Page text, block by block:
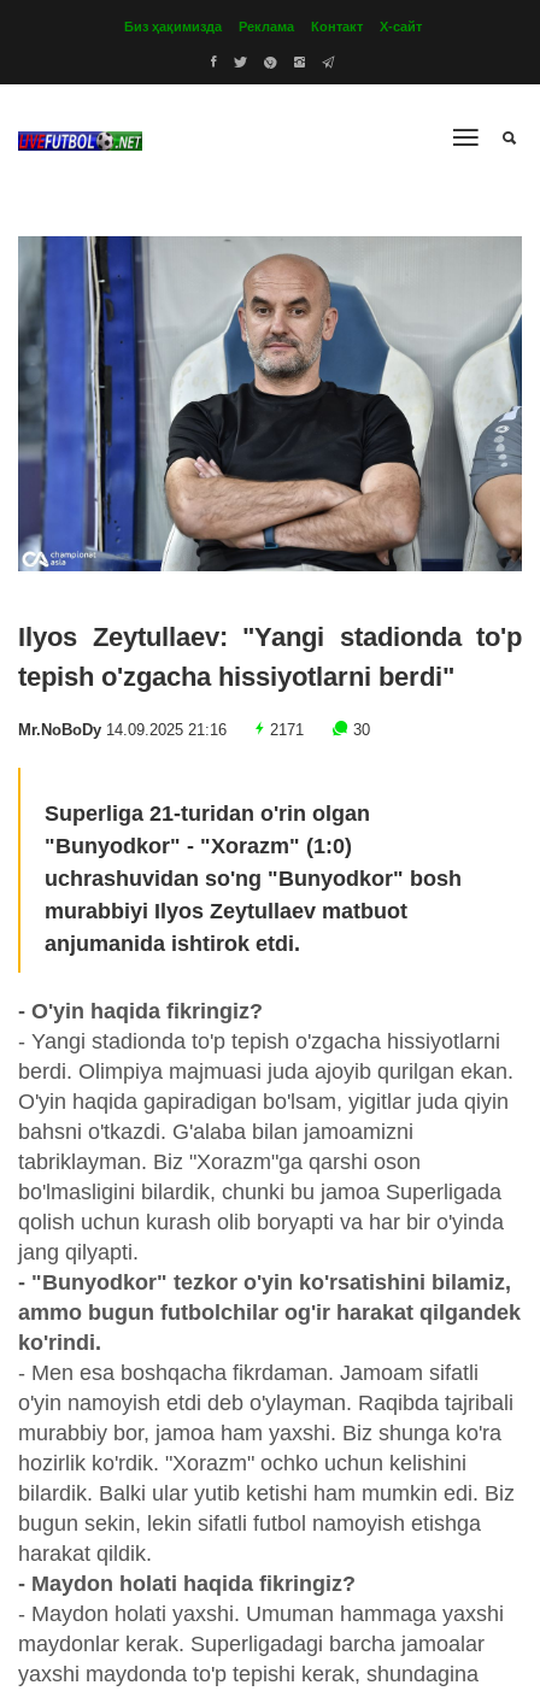
Биз ҳақимизда Реклама Контакт Х-сайт
Ilyos Zeytullaev: "Yangi stadionda to'p
tepish o'zgacha hissiyotlarni berdi"
Mr.NoBoDy 14.09.2025 21:16 2171 30
Superliga 21-turidan o'rin olgan
"Bunyodkor" - "Xorazm" (1:0)
uchrashuvidan so'ng "Bunyodkor" bosh
murabbiyi Ilyos Zeytullaev matbuot
anjumanida ishtirok etdi.
- O'yin haqida fikringiz?
- Yangi stadionda to'p tepish o'zgacha hissiyotlarni
berdi. Olimpiya majmuasi juda ajoyib qurilgan ekan.
O'yin haqida gapiradigan bo'lsam, yigitlar juda qiyin
bahsni o'tkazdi. G'alaba bilan jamoamizni
tabriklayman. Biz "Xorazm"ga qarshi oson
bo'lmasligini bilardik, chunki bu jamoa Superligada
qolish uchun kurash olib boryapti va har bir o'yinda
jang qilyapti.
- "Bunyodkor" tezkor o'yin ko'rsatishini bilamiz,
ammo bugun futbolchilar og'ir harakat qilgandek
ko'rindi.
- Men esa boshqacha fikrdaman. Jamoam sifatli
o'yin namoyish etdi deb o'ylayman. Raqibda tajribali
murabbiy bor, jamoa ham yaxshi. Biz shunga ko'ra
hozirlik ko'rdik. "Xorazm" ochko uchun kelishini
bilardik. Balki ular yutib ketishi ham mumkin edi. Biz
bugun sekin, lekin sifatli futbol namoyish etishga
harakat qildik.
- Maydon holati haqida fikringiz?
- Maydon holati yaxshi. Umuman hammaga yaxshi
maydonlar kerak. Superligadagi barcha jamoalar
yaxshi maydonda to'p tepishi kerak, shundagina